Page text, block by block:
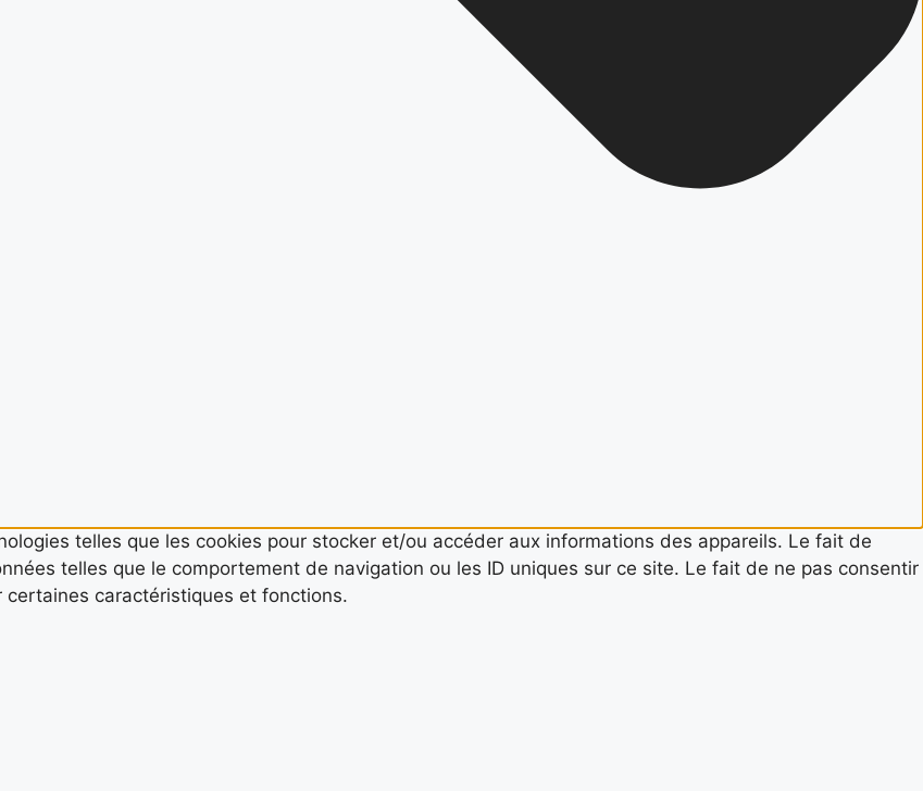
telles que les cookies pour stocker et/ou accéder aux informations des appareils. Le fait de
telles que le comportement de navigation ou les ID uniques sur ce site. Le fait de ne pas consentir
caractéristiques et fonctions.